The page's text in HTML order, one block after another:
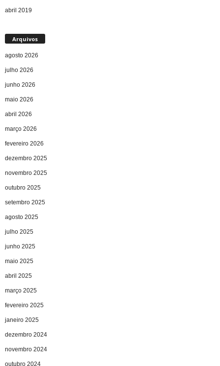
abril 2019
Arquivos
agosto 2026
julho 2026
junho 2026
maio 2026
abril 2026
março 2026
fevereiro 2026
dezembro 2025
novembro 2025
outubro 2025
setembro 2025
agosto 2025
julho 2025
junho 2025
maio 2025
abril 2025
março 2025
fevereiro 2025
janeiro 2025
dezembro 2024
novembro 2024
outubro 2024